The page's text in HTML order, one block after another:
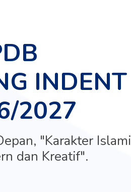
INDENT
2027
"Karakter Islami
dan Kreatif".